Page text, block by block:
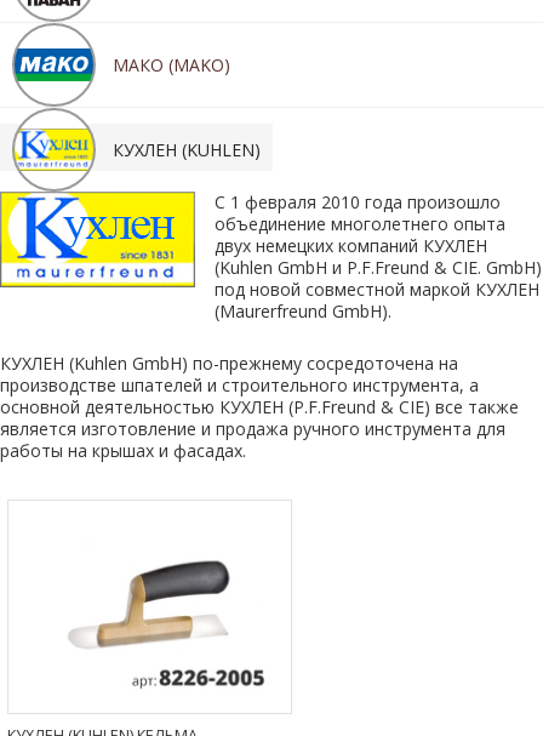
МАКО (MAKO)
КУХЛЕН (KUHLEN)
С 1 февраля 2010 года произошло
объединение многолетнего опыта
двух немецких компаний КУХЛЕН
(Kuhlen GmbH и P.F.Freund & CIE. GmbH)
под новой совместной маркой КУХЛЕН
(Maurerfreund GmbH).
КУХЛЕН (Kuhlen GmbH) по-прежнему сосредоточена на
производстве шпателей и строительного инструмента, а
основной деятельностью КУХЛЕН (P.F.Freund & CIE) все также
является изготовление и продажа ручного инструмента для
работы на крышах и фасадах.